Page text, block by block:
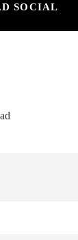
SOCIAL